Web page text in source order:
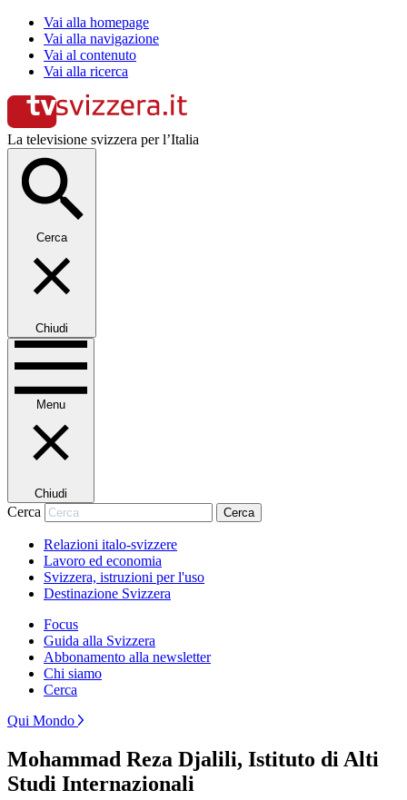
Vai alla homepage
Vai alla navigazione
Vai al contenuto
Vai alla ricerca
La televisione svizzera per l’Italia
Cerca
Chiudi
Menu
Chiudi
Cerca Cerca
Relazioni italo-svizzere
Lavoro ed economia
Svizzera, istruzioni per l'uso
Destinazione Svizzera
Focus
Guida alla Svizzera
Abbonamento alla newsletter
Chi siamo
Cerca
Qui Mondo
Mohammad Reza Djalili, Istituto di Alti
Studi Internazionali